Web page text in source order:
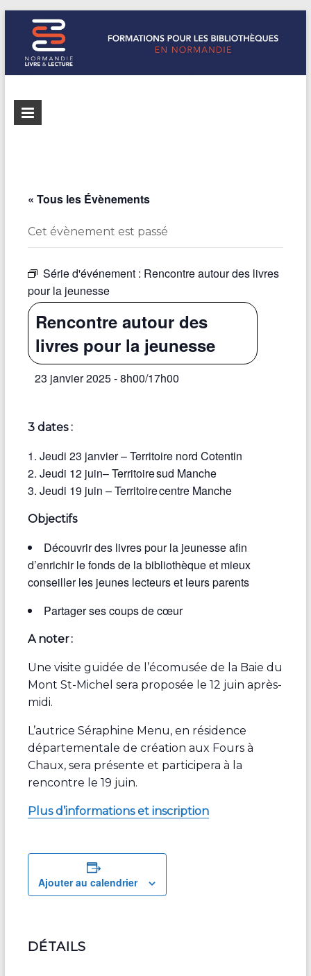
Formations
Normandie
Normandie
Livre &
bibliothèques
« Tous les Évènements
Cet évènement est passé
Série d'événement : Rencontre autour des livres
pour la jeunesse
Rencontre autour des
livres pour la jeunesse
23 janvier 2025 - 8h00/17h00
3 dates :
Jeudi 23 janvier – Territoire nord Cotentin
Jeudi 12 juin– Territoire sud Manche
Jeudi 19 juin – Territoire centre Manche
Objectifs
Découvrir des livres pour la jeunesse afin
d’enrichir le fonds de la bibliothèque et mieux
conseiller les jeunes lecteurs et leurs parents
Partager ses coups de cœur
A noter :
Une visite guidée de l’écomusée de la Baie du
Mont St-Michel sera proposée le 12 juin après-
midi.
L’autrice Séraphine Menu, en résidence
départementale de création aux Fours à
Chaux, sera présente et participera à la
rencontre le 19 juin.
Plus d’informations et inscription
Ajouter au calendrier
DÉTAILS